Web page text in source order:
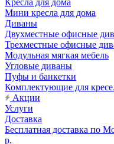
Кресла для дома
Мини кресла для дома
Диваны
Двухместные офисные
Трехместные офисные
Модульная мягкая мебель
Угловые диваны
Пуфы и банкетки
Комплектующие для
Акции
Услуги
Доставка
Бесплатная доставка по
р.